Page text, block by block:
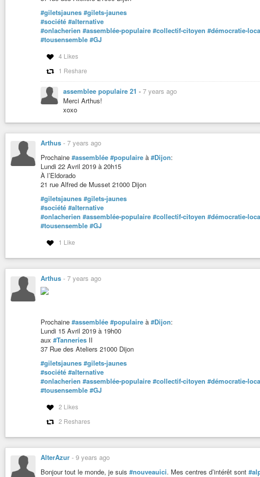
#giletsjaunes #gilets-jaunes
#société #alternative
#onlacherien #assemblée-populaire #collectif-citoyen #démocratie-
#tousensemble #GJ
4 Likes
1 Reshare
assemblee populaire 21 - 7 years ago
Merci Arthus!
xoxo
Arthus - 7 years ago
Prochaine #assemblée #populaire à #Dijon:
Lundi 22 Avril 2019 à 20h15
À l’Eldorado
21 rue Alfred de Musset 21000 Dijon
#giletsjaunes #gilets-jaunes
#société #alternative
#onlacherien #assemblée-populaire #collectif-citoyen #démocratie-
#tousensemble #GJ
1 Like
Arthus - 7 years ago
Prochaine #assemblée #populaire à #Dijon:
Lundi 15 Avril 2019 à 19h00
aux #Tanneries II
37 Rue des Ateliers 21000 Dijon
#giletsjaunes #gilets-jaunes
#société #alternative
#onlacherien #assemblée-populaire #collectif-citoyen #démocratie-
#tousensemble #GJ
2 Likes
2 Reshares
AlterAzur - 9 years ago
Bonjour tout le monde, je suis #nouveauici. Mes centres d’intérêt sont